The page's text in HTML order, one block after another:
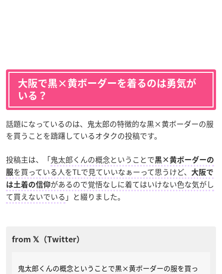
大阪で黒×黄ボーダーを着るのは勇気が
いる？
話題になっているのは、鬼太郎の特徴的な黒×黄ボーダーの服
を買うことを躊躇しているオタクの投稿です。
投稿主は、「鬼太郎くんの概念ということで黒×黄ボーダーの
服を買っている人をTLで見ていいなぁーって思うけど、
大阪で
は土着の信仰があるので覚悟なしに着てはいけない色な気がし
て買えないでいる 」と綴りました。
鬼太郎くんの概念ということで黒×黄ボーダーの服を買っ